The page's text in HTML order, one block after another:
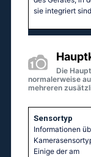
sie integriert
Die
normalerweise
mehreren
Sensortyp
Informationen
Einige der am